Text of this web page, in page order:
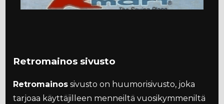
Retromainos sivusto
Retromainos sivusto on huumorisivusto, joka
tarjoaa käyttäjilleen menneiltä vuosikymmeniltä